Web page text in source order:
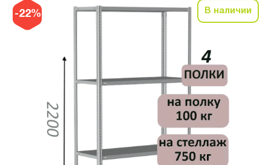
-22% В наличии